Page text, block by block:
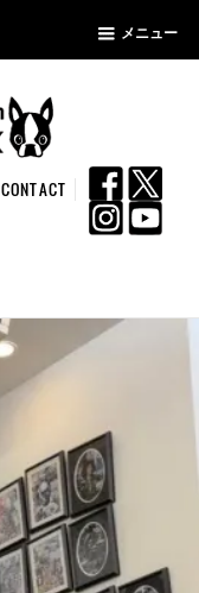
メニュー
CONTACT